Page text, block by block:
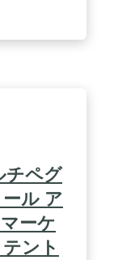
チペグ
ル ア
ーケ
ント